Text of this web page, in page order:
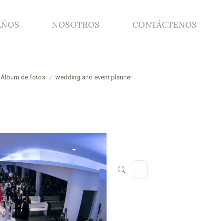
NOSOTROS CONTÁCTENOS
Álbum de fotos wedding and event planner
Buscar:
NOSOTROS CONTÁCTENOS